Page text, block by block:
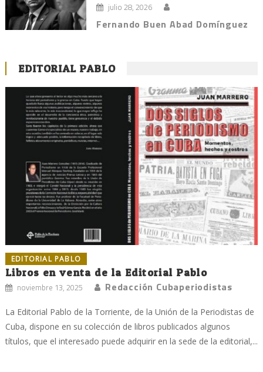
julio 28, 2026
Fernando Buen Abad Domínguez
EDITORIAL PABLO
EDITORIAL PABLO
Libros en venta de la Editorial Pablo
noviembre 13, 2025 Redacción Cubaperiodistas
La Editorial Pablo de la Torriente, de la Unión de la Periodistas de
Cuba, dispone en su colección de libros publicados algunos
títulos, que el interesado puede adquirir en la sede de la editorial,...